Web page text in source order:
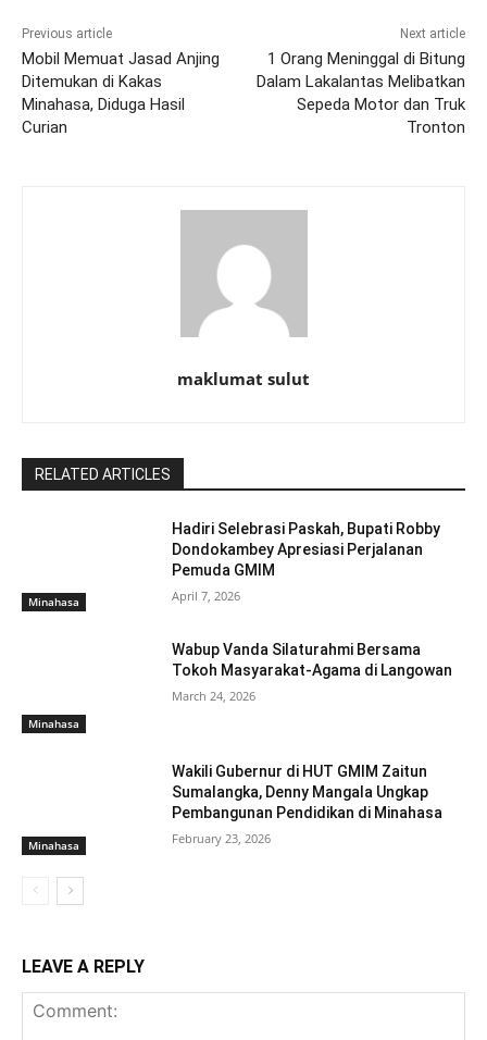
Previous article
Mobil Memuat Jasad Anjing
Ditemukan di Kakas
Minahasa, Diduga Hasil
Curian
Next article
1 Orang Meninggal di Bitung
Dalam Lakalantas Melibatkan
Sepeda Motor dan Truk
Tronton
maklumat sulut
RELATED ARTICLES
Minahasa
Hadiri Selebrasi Paskah, Bupati Robby
Dondokambey Apresiasi Perjalanan
Pemuda GMIM
April 7, 2026
Minahasa
Wabup Vanda Silaturahmi Bersama
Tokoh Masyarakat-Agama di Langowan
March 24, 2026
Minahasa
Wakili Gubernur di HUT GMIM Zaitun
Sumalangka, Denny Mangala Ungkap
Pembangunan Pendidikan di Minahasa
February 23, 2026
LEAVE A REPLY